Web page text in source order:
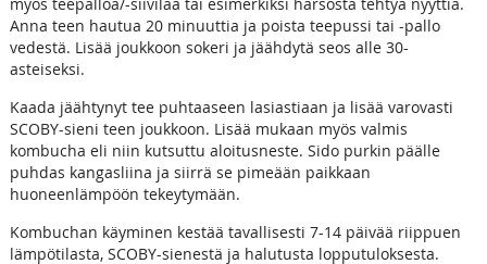
Anna teen hautua 20 minuuttia ja poista teepussi tai -pallo
vedestä. Lisää joukkoon sokeri ja jäähdytä seos alle 30-
asteiseksi.
Kaada jäähtynyt tee puhtaaseen lasiastiaan ja lisää varovasti
SCOBY-sieni teen joukkoon. Lisää mukaan myös valmis
kombucha eli niin kutsuttu aloitusneste. Sido purkin päälle
puhdas kangasliina ja siirrä se pimeään paikkaan
huoneenlämpöön tekeytymään.
Kombuchan käyminen kestää tavallisesti 7-14 päivää riippuen
lämpötilasta, SCOBY-sienestä ja halutusta lopputuloksesta.